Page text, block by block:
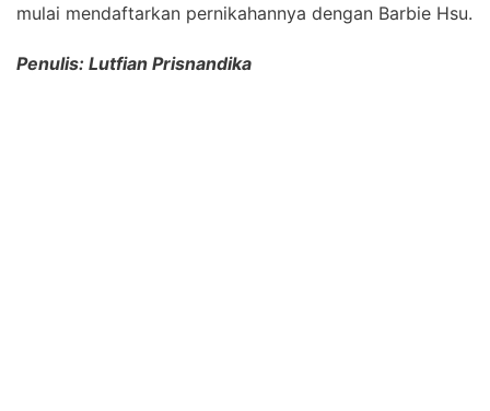
mulai mendaftarkan pernikahannya dengan Barbie Hsu.
Penulis: Lutfian Prisnandika